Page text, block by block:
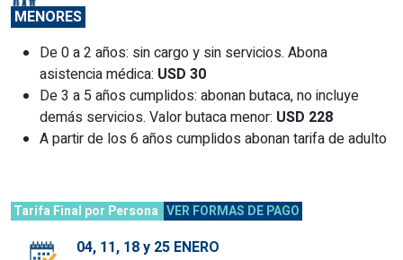
MENORES
De 0 a 2 años: sin cargo y sin servicios. Abona
asistencia médica: USD 30
De 3 a 5 años cumplidos: abonan butaca, no incluye
demás servicios. Valor butaca menor: USD 228
A partir de los 6 años cumplidos abonan tarifa de adulto
Tarifa Final por Persona VER FORMAS DE PAGO
04, 11, 18 y 25 ENERO